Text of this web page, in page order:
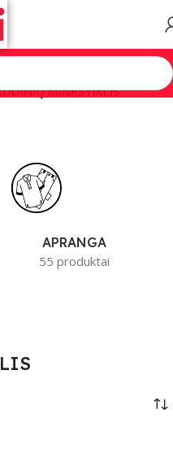
MINKŠTIKLIS”
APRANGA
55 produktai